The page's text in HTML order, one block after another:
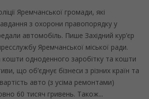
Яремчанської громади, які
з охорони правопорядку у
автомобіль. Пише Західний кур’єр
Яремчанської міської ради.
одноденного заробітку та кошти
що об’єднує бізнеси з різних країн та
авто (з усіма ремонтами)
60 тисяч гривень. Також...